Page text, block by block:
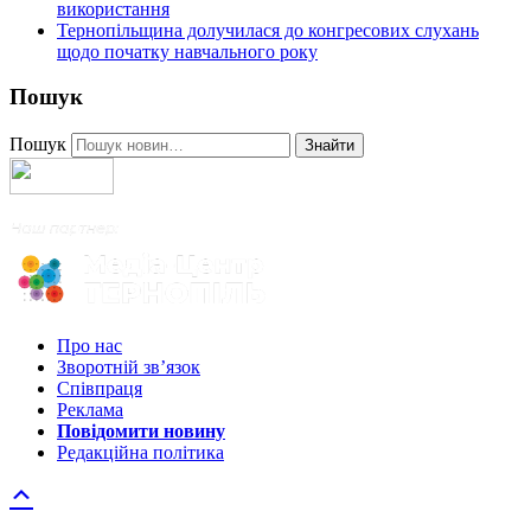
використання
Тернопільщина долучилася до конгресових слухань
щодо початку навчального року
Пошук
Пошук Знайти
Про нас
Зворотній зв’язок
Співпраця
Реклама
Повідомити новину
Редакційна політика